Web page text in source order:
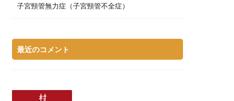
子宮頸管無力症（子宮頸管不全症）
最近のコメント